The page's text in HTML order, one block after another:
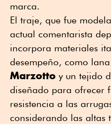
marca.
El traje, que fue
actual comentarista
incorpora materiales
desempeño, como
Marzotto y un tejido
diseñado para ofrecer
resistencia a las
considerando las altas